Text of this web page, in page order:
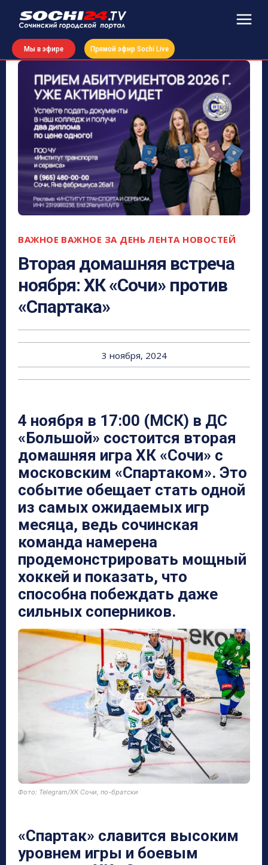
Мы в эфире Прямой эфир Sochi Live
ВАЖНОЕ ВАЖНОЕ ЗА ДЕНЬ ЛЕНТА НОВОСТЕЙ
Вторая домашняя встреча
ноября: ХК «Сочи» против
«Спартака»
3 ноября, 2024
4 ноября в 17:00 (МСК) в ДС
«Большой» состоится вторая
домашняя игра ХК «Сочи» с
московским «Спартаком». Это
событие обещает стать одной
из самых ожидаемых игр
месяца, ведь сочинская
команда намерена
продемонстрировать мощный
хоккей и показать, что
способна побеждать даже
сильных соперников.
Фото: Telegram/ХК Сочи, по-братски
«Спартак» славится высоким
уровнем игры и боевым